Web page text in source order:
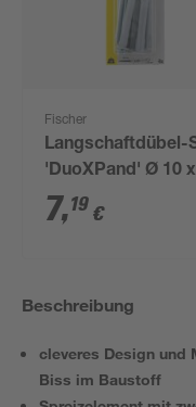
Fischer
Langschaftdübel-
'DuoXPand' Ø 10 x
140 mm FUS mit
7,19 €
Beschreibung
cleveres Design und
Biss im Baustoff